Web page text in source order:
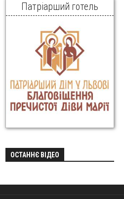
Патріарший готель
ОСТАННЄ ВІДЕО